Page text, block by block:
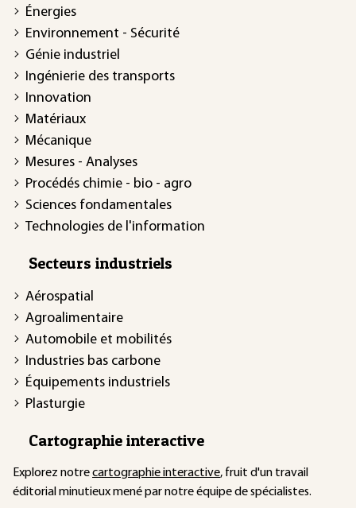
Énergies
Environnement - Sécurité
Génie industriel
Ingénierie des transports
Innovation
Matériaux
Mécanique
Mesures - Analyses
Procédés chimie - bio - agro
Sciences fondamentales
Technologies de l'information
Secteurs industriels
Aérospatial
Agroalimentaire
Automobile et mobilités
Industries bas carbone
Équipements industriels
Plasturgie
Cartographie interactive
Explorez notrecartographie interactive, fruit d'un travail
éditorial minutieux mené par notre équipe de spécialistes.